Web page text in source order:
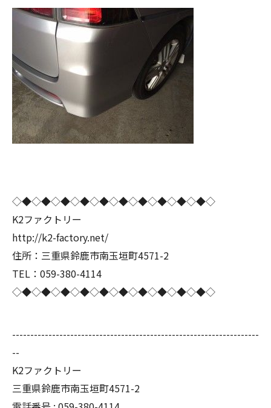
◇◆◇◆◇◆◇◆◇◆◇◆◇◆◇◆◇◆◇◆◇
K2ファクトリー
http://k2-factory.net/
住所：三重県鈴鹿市南玉垣町4571-2
TEL：059-380-4114
◇◆◇◆◇◆◇◆◇◆◇◆◇◆◇◆◇◆◇◆◇
--------------------------------------------------------------------
--
K2ファクトリー
三重県鈴鹿市南玉垣町4571-2